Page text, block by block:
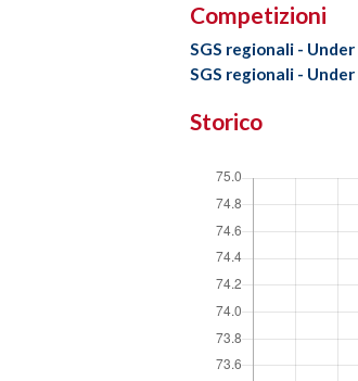
Competizioni
SGS regionali -
SGS regionali -
Storico